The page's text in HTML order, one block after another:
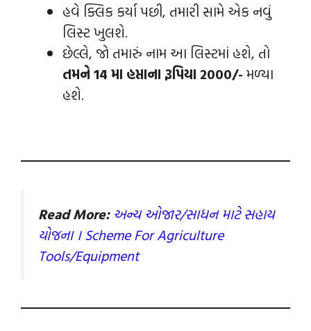
હવે ક્લિક કર્યા પછી, તમારી સામે એક નવું
લિસ્ટ ખુલશે.
છેલ્લે, જો તમારું નામ આ લિસ્ટમાં હશે, તો
તમને 14 મા હપ્તાના રૂપિયા 2000/- મળ્યા
હશે.
Read More: અન્ય ઓજાર/સાધન માટે સહાય
યોજના । Scheme For Agriculture
Tools/Equipment